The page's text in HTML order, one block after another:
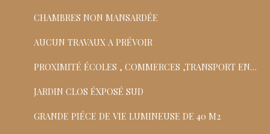
CHAMBRES NON MANSARDÉE
AUCUN TRAVAUX A PRÉVOIR
PROXIMITÉ ÉCOLES , COMMERCES ,TRANSPORT EN COMMUN
JARDIN CLOS ÉXPOSÉ SUD
GRANDE PIÉCE DE VIE LUMINEUSE DE 40 M2